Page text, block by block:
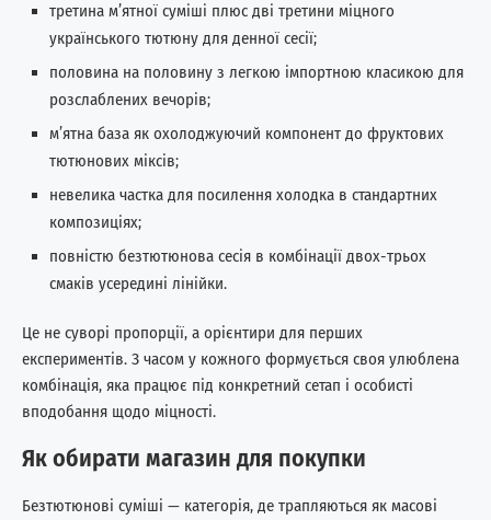
третина м’ятної суміші плюс дві третини міцного
українського тютюну для денної сесії;
половина на половину з легкою імпортною класикою для
розслаблених вечорів;
м’ятна база як охолоджуючий компонент до фруктових
тютюнових міксів;
невелика частка для посилення холодка в стандартних
композиціях;
повністю безтютюнова сесія в комбінації двох-трьох
смаків усередині лінійки.
Це не суворі пропорції, а орієнтири для перших
експериментів. З часом у кожного формується своя улюблена
комбінація, яка працює під конкретний сетап і особисті
вподобання щодо міцності.
Як обирати магазин для покупки
Безтютюнові суміші — категорія, де трапляються як масові